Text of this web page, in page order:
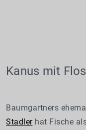
Kanus mit
Baumgartners
Stadlerhat Fische